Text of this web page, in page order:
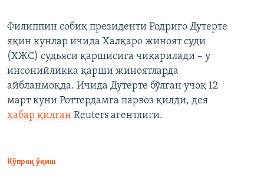
Филиппин собиқ президенти Родриго Дутерте
яқин кунлар ичида Халқаро жиноят суди
(ХЖС) судьяси қаршисига чиқарилади – у
инсонийликка қарши жиноятларда
айбланмоқда. Ичида Дутерте бўлган учоқ 12
март куни Роттердамга парвоз қилди, дея
хабар қилган Reuters агентлиги.
Кўпроқ ўқиш